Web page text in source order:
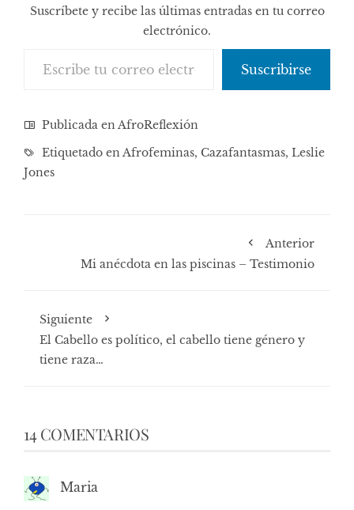
Suscríbete y recibe las últimas entradas en tu correo
electrónico.
Suscribirse
Publicada en AfroReflexión
Etiquetado en Afrofeminas, Cazafantasmas, Leslie
Jones
Anterior
Mi anécdota en las piscinas – Testimonio
Siguiente
El Cabello es político, el cabello tiene género y
tiene raza…
14 COMENTARIOS
Maria